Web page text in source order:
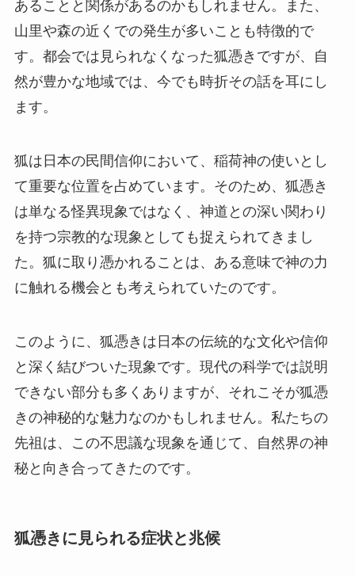
あることと関係があるのかもしれません。また、
山里や森の近くでの発生が多いことも特徴的で
す。都会では見られなくなった狐憑きですが、自
然が豊かな地域では、今でも時折その話を耳にし
ます。
狐は日本の民間信仰において、稲荷神の使いとし
て重要な位置を占めています。そのため、狐憑き
は単なる怪異現象ではなく、神道との深い関わり
を持つ宗教的な現象としても捉えられてきまし
た。狐に取り憑かれることは、ある意味で神の力
に触れる機会とも考えられていたのです。
このように、狐憑きは日本の伝統的な文化や信仰
と深く結びついた現象です。現代の科学では説明
できない部分も多くありますが、それこそが狐憑
きの神秘的な魅力なのかもしれません。私たちの
先祖は、この不思議な現象を通じて、自然界の神
秘と向き合ってきたのです。
狐憑きに見られる症状と兆候